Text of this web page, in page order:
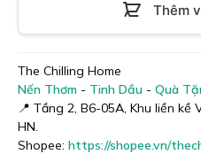
Thêm
The Chilling Home
Nến Thơm - Tinh Dầu - Quà
📍 Tầng 2, B6-05A, Khu liền kề
HN.
Shopee: https://shopee.vn/